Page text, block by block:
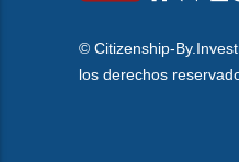
© Citizenship-
los derechos